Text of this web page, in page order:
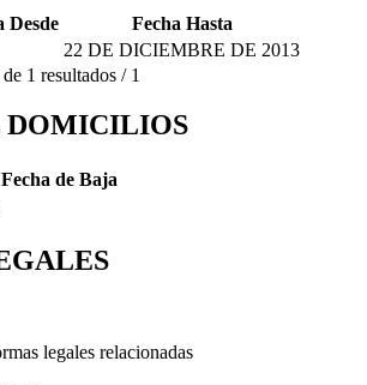
Desde
Fecha Hasta
22 DE DICIEMBRE DE 2013
de 1 resultados / 1
Fecha de Baja
legales relacionadas